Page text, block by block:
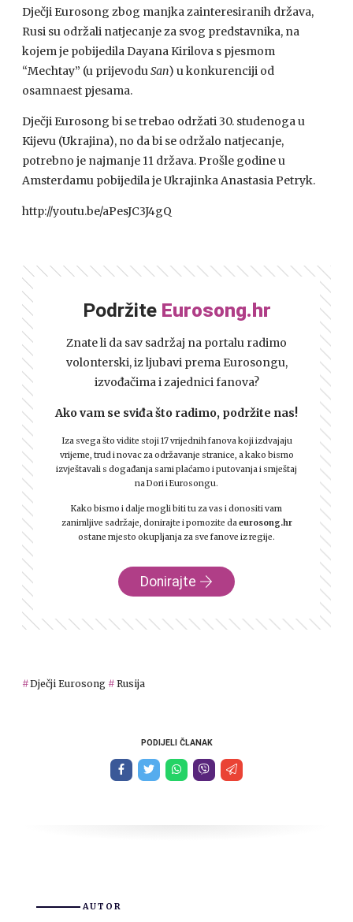
Dječji Eurosong zbog manjka zainteresiranih država,
Rusi su održali natjecanje za svog predstavnika, na
kojem je pobijedila Dayana Kirilova s pjesmom
“Mechtay” (u prijevoduSan) u konkurenciji od
osamnaest pjesama.
Dječji Eurosong bi se trebao održati 30. studenoga u
Kijevu (Ukrajina), no da bi se održalo natjecanje,
potrebno je najmanje 11 država. Prošle godine u
Amsterdamu pobijedila je Ukrajinka Anastasia Petryk.
http://youtu.be/aPesJC3J4gQ
Podržite Eurosong.hr
Znate li da sav sadržaj na portalu radimo
volonterski, iz ljubavi prema Eurosongu,
izvođačima i zajednici fanova?
Ako vam se sviđa što radimo, podržite nas!
Iza svega što vidite stoji 17 vrijednih fanova koji izdvajaju
vrijeme, trud i novac za održavanje stranice, a kako bismo
izvještavali s događanja sami plaćamo i putovanja i smještaj
na Dori i Eurosongu.
Kako bismo i dalje mogli biti tu za vas i donositi vam
zanimljive sadržaje, donirajte i pomozite daeurosong.hr
ostane mjesto okupljanja za sve fanove iz regije.
Donirajte
Dječji Eurosong Rusija
PODIJELI ČLANAK
AUTOR